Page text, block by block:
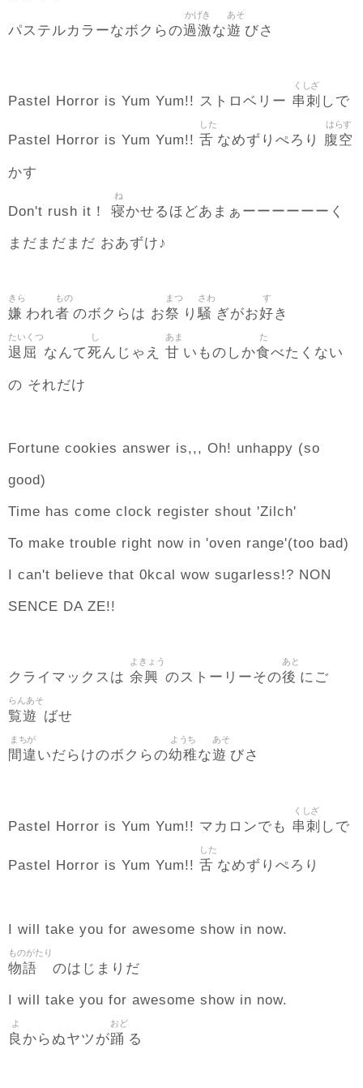
パステルカラーなボクらの過激
かげき
な遊
あそ
びさ
Pastel Horror is Yum Yum!! ストロベリー 串刺
くしざ
しで
Pastel Horror is Yum Yum!! 舌
した
なめずりぺろり 腹空
はらす
かす
Don't rush it！ 寝
ね
かせるほどあまぁーーーーーーく
まだまだまだ おあずけ♪
嫌
きら
われ者
もの
のボクらは お祭
まつ
り騒
さわ
ぎがお好
す
き
退屈
たいくつ
なんて死
し
んじゃえ 甘
あま
いものしか食
た
べたくない
の それだけ
Fortune cookies answer is,,, Oh! unhappy (so
good)
Time has come clock register shout 'Zilch'
To make trouble right now in 'oven range'(too bad)
I can't believe that 0kcal wow sugarless!? NON
SENCE DA ZE!!
クライマックスは 余興
よきょう
のストーリーその後
あと
にご
覧遊
らんあそ
ばせ
間違
まちが
いだらけのボクらの幼稚
ようち
な遊
あそ
びさ
Pastel Horror is Yum Yum!! マカロンでも 串刺
くしざ
しで
Pastel Horror is Yum Yum!! 舌
した
なめずりぺろり
I will take you for awesome show in now.
物語
ものがたり
のはじまりだ
I will take you for awesome show in now.
良
よ
からぬヤツが踊
おど
る